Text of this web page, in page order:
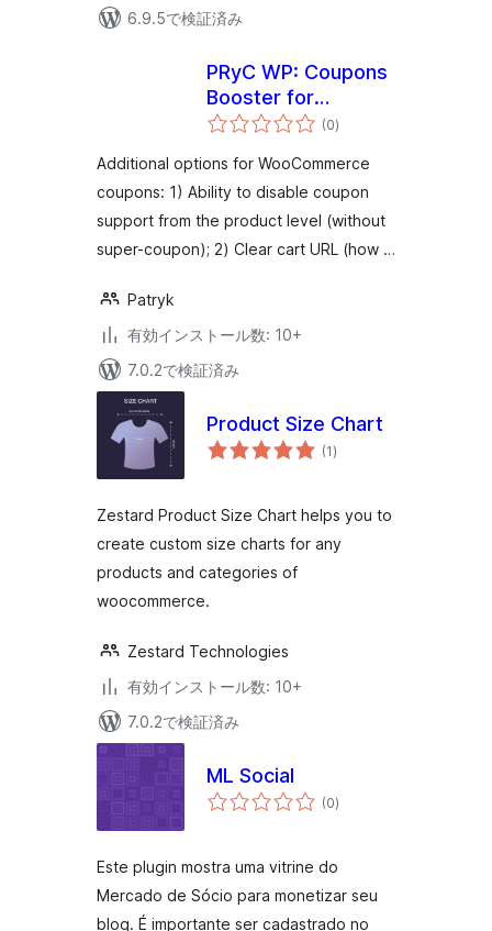
6.9.5で検証済み
PRyC WP: Coupons
Booster for
WooCommerce
(0個
の
価
)
Additional options for WooCommerce
coupons: 1) Ability to disable coupon
support from the product level (without
super-coupon); 2) Clear cart URL (how …
Patryk
有効インストール数: 10+
7.0.2で検証済み
Product Size Chart
(1個
の)
Zestard Product Size Chart helps you to
create custom size charts for any
products and categories of
woocommerce.
Zestard Technologies
有効インストール数: 10+
7.0.2で検証済み
ML Social
(0個
の)
Este plugin mostra uma vitrine do
Mercado de Sócio para monetizar seu
blog. É importante ser cadastrado no